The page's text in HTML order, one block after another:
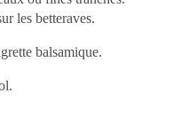
les betteraves.
balsamique.